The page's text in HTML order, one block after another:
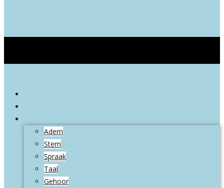
Adem
Stem
Spraak
Taal
Gehoor